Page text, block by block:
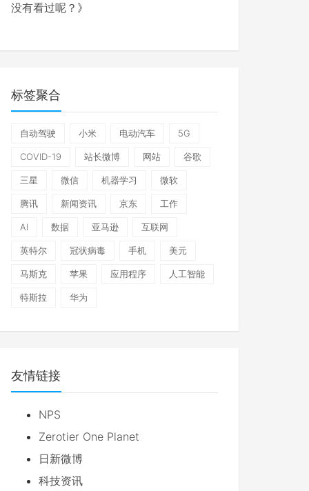
没有看过呢？ 》
标签聚合
自动驾驶 小米 电动汽车 5G
COVID-19 站长微博 网站 谷歌
三星 微信 机器学习 微软
腾讯 新闻资讯 京东 工作
AI 数据 亚马逊 互联网
英特尔 冠状病毒 手机 美元
马斯克 苹果 应用程序 人工智能
特斯拉 华为
友情链接
NPS
Zerotier One Planet
日新微博
科技资讯